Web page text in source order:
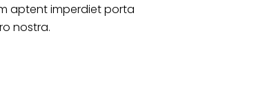
aptent imperdiet porta
nostra.